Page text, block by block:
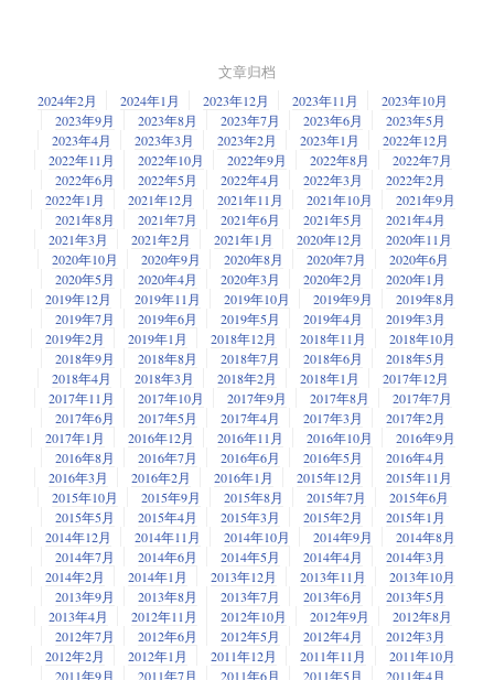
文章归档
2024年2月 2024年1月 2023年12月 2023年11月
2023年10月
2023年9月
2023年8月 2023年7月 2023年6月
2023年5月
2023年4月
2023年3月 2023年2月 2023年1月
2022年12月
2022年11月
2022年10月 2022年9月 2022年8月
2022年7月
2022年6月
2022年5月 2022年4月 2022年3月
2022年2月
2022年1月
2021年12月 2021年11月 2021年10月
2021年9月
2021年8月
2021年7月 2021年6月 2021年5月
2021年4月
2021年3月
2021年2月 2021年1月 2020年12月
2020年11月
2020年10月
2020年9月 2020年8月 2020年7月
2020年6月
2020年5月
2020年4月 2020年3月 2020年2月
2020年1月
2019年12月
2019年11月 2019年10月 2019年9月
2019年8月
2019年7月
2019年6月 2019年5月 2019年4月
2019年3月
2019年2月
2019年1月 2018年12月 2018年11月
2018年10月
2018年9月
2018年8月 2018年7月 2018年6月
2018年5月
2018年4月
2018年3月 2018年2月 2018年1月
2017年12月
2017年11月
2017年10月 2017年9月 2017年8月
2017年7月
2017年6月
2017年5月 2017年4月 2017年3月
2017年2月
2017年1月
2016年12月 2016年11月 2016年10月
2016年9月
2016年8月
2016年7月 2016年6月 2016年5月
2016年4月
2016年3月
2016年2月 2016年1月 2015年12月
2015年11月
2015年10月
2015年9月 2015年8月 2015年7月
2015年6月
2015年5月
2015年4月 2015年3月 2015年2月
2015年1月
2014年12月
2014年11月 2014年10月 2014年9月
2014年8月
2014年7月
2014年6月 2014年5月 2014年4月
2014年3月
2014年2月
2014年1月 2013年12月 2013年11月
2013年10月
2013年9月
2013年8月 2013年7月 2013年6月
2013年5月
2013年4月
2012年11月 2012年10月 2012年9月
2012年8月
2012年7月
2012年6月 2012年5月 2012年4月
2012年3月
2012年2月
2012年1月 2011年12月 2011年11月
2011年10月
2011年9月
2011年7月 2011年6月 2011年5月 2011年4月